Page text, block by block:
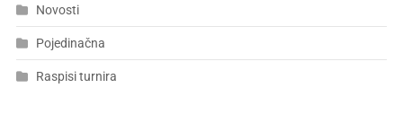
Novosti
Pojedinačna
Raspisi turnira